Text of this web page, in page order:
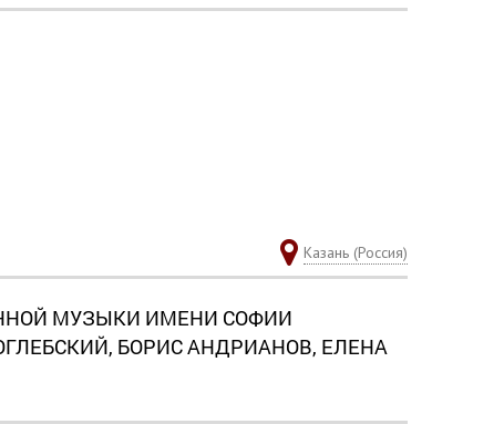
Казань (Россия)
МУЗЫКИ ИМЕНИ СОФИИ
БОРИС АНДРИАНОВ, ЕЛЕНА